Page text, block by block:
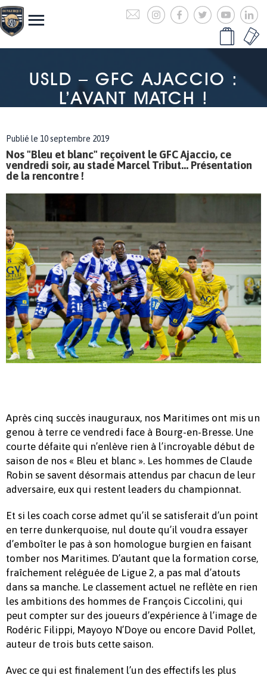
USLD – GFC AJACCIO :
L’AVANT MATCH !
Publié le 10 septembre 2019
Nos "Bleu et blanc" reçoivent le GFC Ajaccio, ce
vendredi soir, au stade Marcel Tribut... Présentation
de la rencontre !
Après cinq succès inauguraux, nos Maritimes ont mis un
genou à terre ce vendredi face à Bourg-en-Bresse. Une
courte défaite qui n’enlève rien à l’incroyable début de
saison de nos « Bleu et blanc ». Les hommes de Claude
Robin se savent désormais attendus par chacun de leur
adversaire, eux qui restent leaders du championnat.
Et si les coach corse admet qu’il se satisferait d’un point
en terre dunkerquoise, nul doute qu’il voudra essayer
d’emboîter le pas à son homologue burgien en faisant
tomber nos Maritimes. D’autant que la formation corse,
fraîchement reléguée de Ligue 2, a pas mal d’atouts
dans sa manche. Le classement actuel ne reflète en rien
les ambitions des hommes de François Ciccolini, qui
peut compter sur des joueurs d’expérience à l’image de
Rodéric Filippi, Mayoyo N’Doye ou encore David Pollet,
auteur de trois buts cette saison.
Avec ce qui est finalement l’un des effectifs les plus